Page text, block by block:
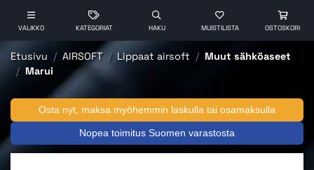
VALIKKO KATEGORIAT HAKU MUISTILISTA OSTOSKORI
Etusivu AIRSOFT Lippaat airsoft
Muut sähköaseet
Marui
Osta nyt, maksa myöhemmin laskulla tai osamaksulla
Nopea toimitus Suomen varastosta